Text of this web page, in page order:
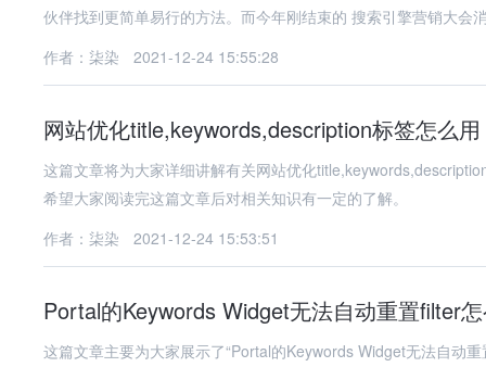
伙伴找到更简单易行的方法。而今年刚结束的 搜索引擎营销大会
作者：柒染
2021-12-24 15:55:28
网站优化title,keywords,description标签怎么用
这篇文章将为大家详细讲解有关网站优化
希望大家阅读完这篇文章后对相关知识有一定的了解。
作者：柒染
2021-12-24 15:53:51
Portal的Keywords Widget无法自动重置filter
这篇文章主要为大家展示了“Portal的Keywords Widget无法自动